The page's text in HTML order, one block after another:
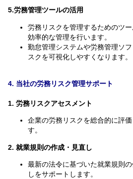
5.労務管理ツールの活用
労務リスクを管理するためのツー
効率的な管理を行います。
勤怠管理システムや労務管理ソ
スクを可視化しやすくなります。
4. 当社の労務リスク管理サポート
1. 労務リスクアセスメント
企業の労務リスクを総合的に評
す。
2. 就業規則の作成・見直し
最新の法令に基づいた就業規則
しをサポートします。